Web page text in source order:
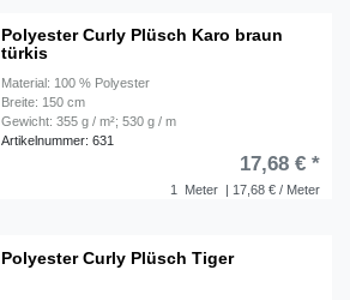
Polyester Curly Plüsch Karo braun
türkis
Material: 100 % Polyester
Breite: 150 cm
Gewicht: 355 g / m²; 530 g / m
Artikelnummer: 631
1 Meter | 17,68 € / Meter
17,68 € *
Polyester Curly Plüsch Tiger